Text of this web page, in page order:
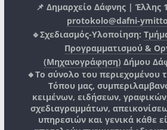
📌 Δημαρχείο Δάφνης | Έλλης
protokolo@dafni-
🔹Σχεδιασμός-Υλοποίηση:
Προγραμματισμού &
(Μηχανογράφηση) Δήμου
🔸Το σύνολο του περιεχομένου
Τόπου μας,
κειμένων, ειδήσεων,
σχεδιαγραμμάτων,
υπηρεσιών και γενικά κάθε